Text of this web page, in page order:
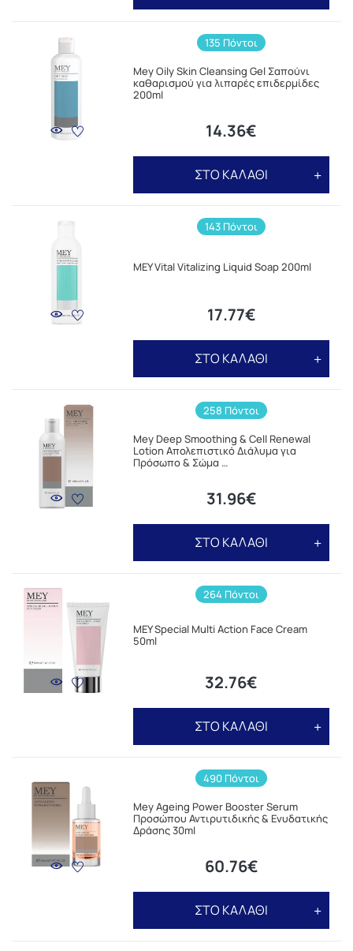
135 Πόντοι
Mey Oily Skin Cleansing Gel Σαπούνι
καθαρισμού για λιπαρές επιδερμίδες
200ml
14.36€
ΣΤΟ ΚΑΛΑΘΙ
143 Πόντοι
MEY Vital Vitalizing Liquid Soap 200ml
17.77€
ΣΤΟ ΚΑΛΑΘΙ
258 Πόντοι
Mey Deep Smoothing & Cell Renewal
Lotion Απολεπιστικό Διάλυμα για
Πρόσωπο & Σώμα …
31.96€
ΣΤΟ ΚΑΛΑΘΙ
264 Πόντοι
MEY Special Multi Action Face Cream
50ml
32.76€
ΣΤΟ ΚΑΛΑΘΙ
490 Πόντοι
Mey Ageing Power Booster Serum
Προσώπου Αντιρυτιδικής & Ενυδατικής
Δράσης 30ml
60.76€
ΣΤΟ ΚΑΛΑΘΙ